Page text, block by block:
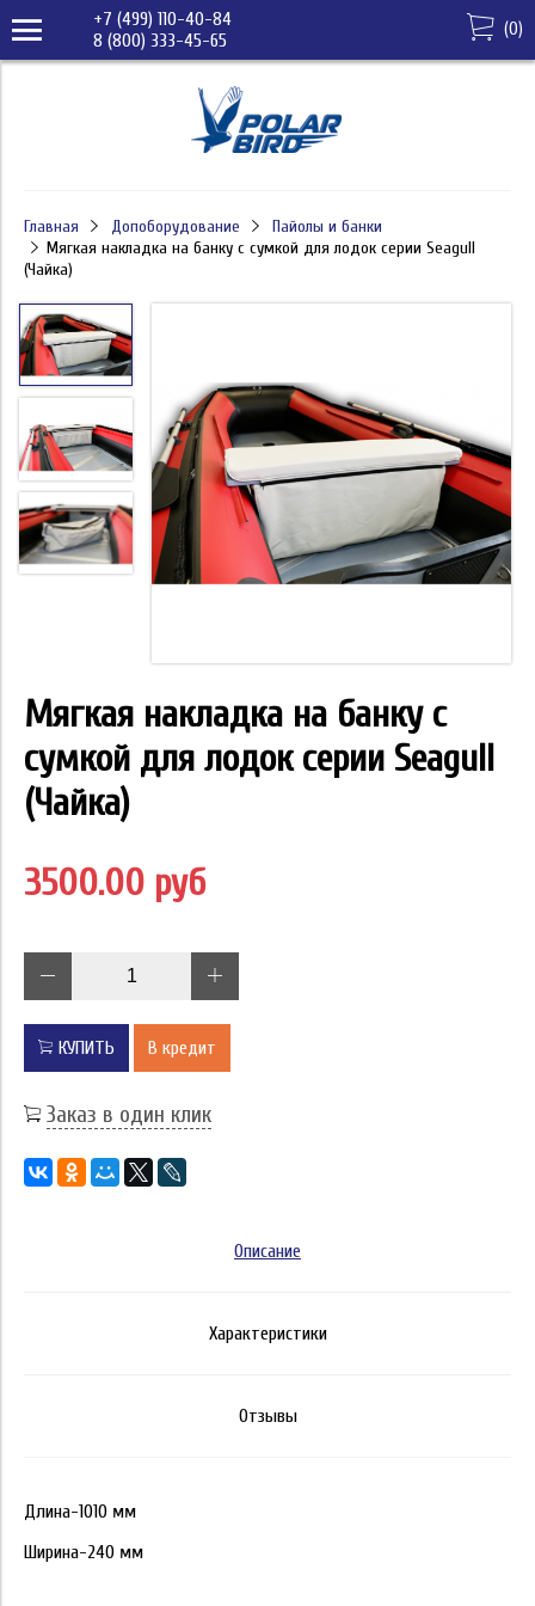
+7 (499) 110-40-84
8 (800) 333-45-65
(0)
Главная Допоборудование
Пайолы и банки
Мягкая накладка на банку с сумкой для лодок серии Seagull
(Чайка)
Мягкая накладка на банку с
сумкой для лодок серии Seagull
(Чайка)
3500.00 руб
КУПИТЬ В кредит
Заказ в один клик
Описание
Характеристики
Отзывы
Длина-1010 мм
Ширина-240 мм